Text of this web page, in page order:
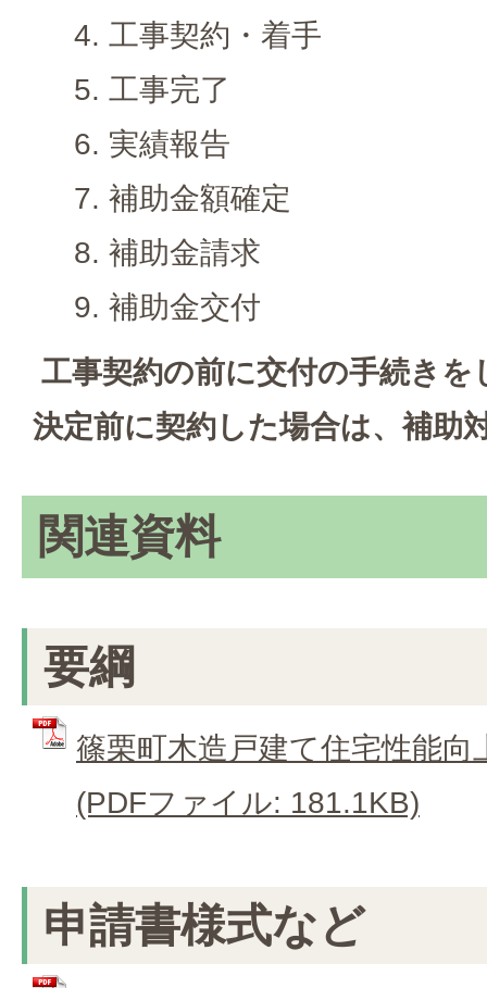
工事契約・着手
工事完了
実績報告
補助金額確定
補助金請求
補助金交付
工事契約の前に交付の手続き
決定前に契約した場合は、補助
関連資料
要綱
篠栗町木造戸建て住宅性能向
(PDFファイル: 181.1KB)
申請書様式など